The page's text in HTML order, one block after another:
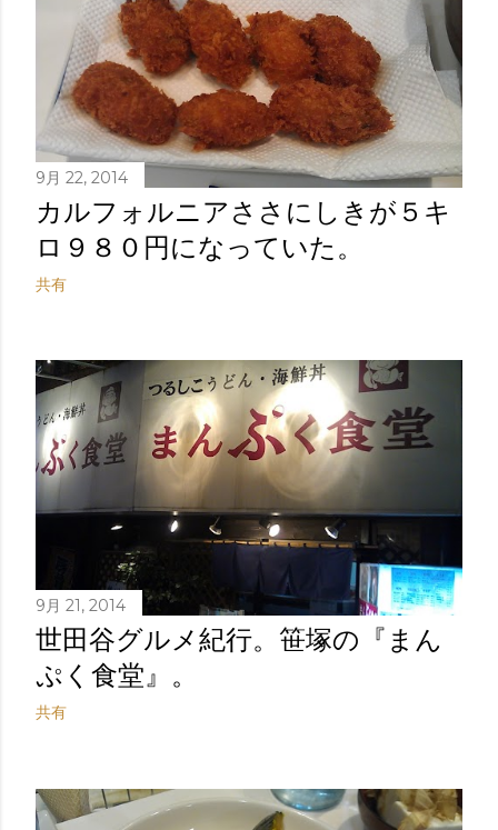
9月 22, 2014
カルフォルニアささにしきが５キ
ロ９８０円になっていた。
共有
9月 21, 2014
世田谷グルメ紀行。笹塚の『まん
ぷく食堂』。
共有